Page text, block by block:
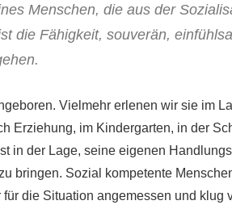
Menschen, die aus der
die Fähigkeit, souverän,
Vielmehr erlenen wir sie im
Erziehung, im Kindergarten, in der
in der Lage, seine eigenen
bringen. Sozial kompetente
die Situation angemessen und klug